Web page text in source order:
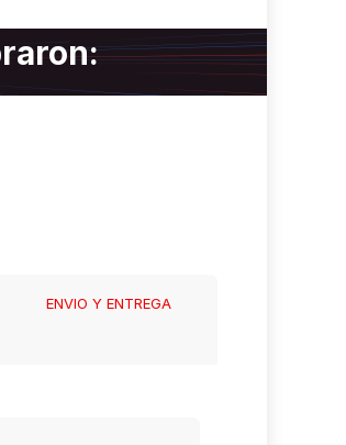
ENVIO Y ENTREGA